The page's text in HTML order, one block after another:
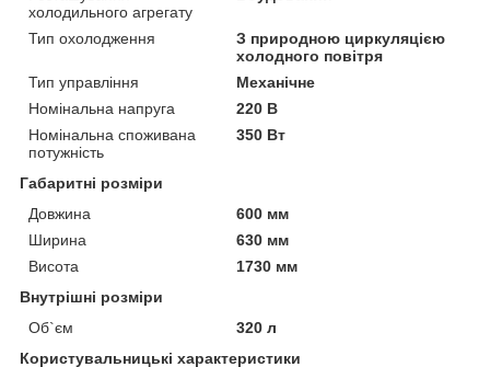
холодильного агрегату
Тип охолодження
З природною циркуляцією
холодного повітря
Тип управління
Механічне
Номінальна напруга
220 В
Номінальна споживана
потужність
350 Вт
Габаритні розміри
Довжина
600 мм
Ширина
630 мм
Висота
1730 мм
Внутрішні розміри
Об`єм
320 л
Користувальницькі характеристики